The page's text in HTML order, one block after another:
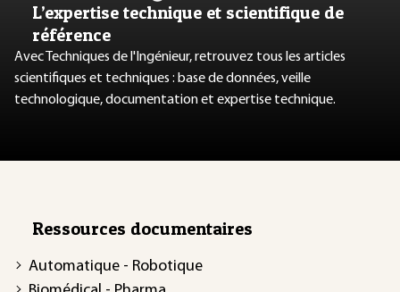
L’expertise technique et scientifique de
référence
Avec Techniques de l'Ingénieur, retrouvez tous les articles
scientifiques et techniques : base de données, veille
technologique, documentation et expertise technique.
Ressources documentaires
Automatique - Robotique